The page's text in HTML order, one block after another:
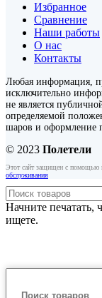
Избранное
Сравнение
Наши работы
О нас
Контакты
Любая информация,
исключительно
не является
определяемой
шаров и оформление
© 2023 Полетели
Этот сайт защищен с помощью
обслуживания
Начните печатать,
ищете.